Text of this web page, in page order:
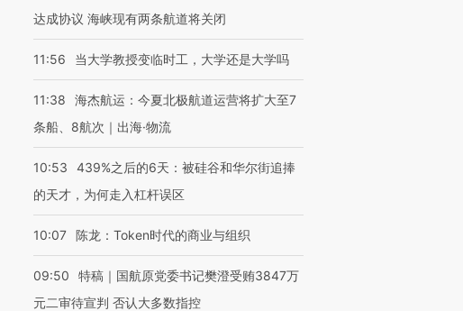
达成协议 海峡现有两条航道将关闭
11:56 当大学教授变临时工，大学还是大学吗
11:38
海杰航运：今夏北极航道运营将扩大至7
条船、8航次｜出海·物流
10:53
439%之后的6天：被硅谷和华尔街追捧
的天才，为何走入杠杆误区
10:07 陈龙：Token时代的商业与组织
09:50
特稿｜国航原党委书记樊澄受贿3847万
元二审待宣判 否认大多数指控